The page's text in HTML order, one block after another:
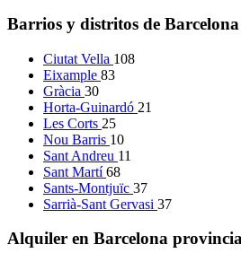
Barrios y distritos de
Ciutat Vella 108
Eixample 83
Gràcia 30
Horta-Guinardó 21
Les Corts 25
Nou Barris 10
Sant Andreu 11
Sant Martí68
Sants-Montjuïc 37
Sarrià-Sant Gervasi 37
Alquiler en Barcelona